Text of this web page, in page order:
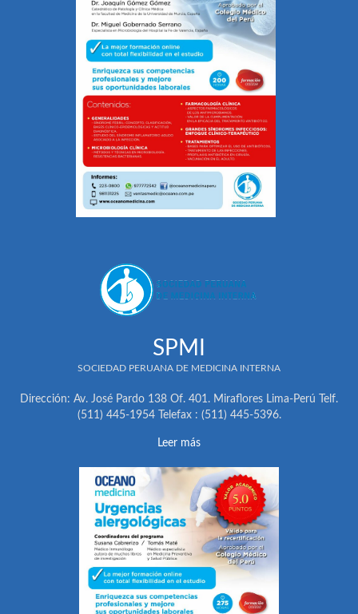
SPMI
SOCIEDAD PERUANA DE MEDICINA INTERNA
Dirección: Av. José Pardo 138 Of. 401. Miraflores Lima-Perú Telf.
(511) 445-1954 Telefax : (511) 445-5396.
Leer más